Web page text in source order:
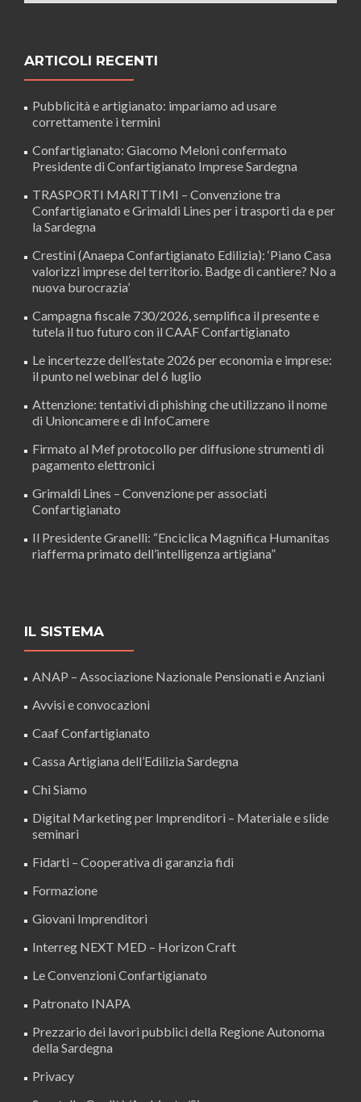
ARTICOLI RECENTI
Pubblicità e artigianato: impariamo ad usare
correttamente i termini
Confartigianato: Giacomo Meloni confermato
Presidente di Confartigianato Imprese Sardegna
TRASPORTI MARITTIMI – Convenzione tra
Confartigianato e Grimaldi Lines per i trasporti da e per
la Sardegna
Crestini (Anaepa Confartigianato Edilizia): ‘Piano Casa
valorizzi imprese del territorio. Badge di cantiere? No a
nuova burocrazia’
Campagna fiscale 730/2026, semplifica il presente e
tutela il tuo futuro con il CAAF Confartigianato
Le incertezze dell’estate 2026 per economia e imprese:
il punto nel webinar del 6 luglio
Attenzione: tentativi di phishing che utilizzano il nome
di Unioncamere e di InfoCamere
Firmato al Mef protocollo per diffusione strumenti di
pagamento elettronici
Grimaldi Lines – Convenzione per associati
Confartigianato
Il Presidente Granelli: “Enciclica Magnifica Humanitas
riafferma primato dell’intelligenza artigiana”
IL SISTEMA
ANAP – Associazione Nazionale Pensionati e Anziani
Avvisi e convocazioni
Caaf Confartigianato
Cassa Artigiana dell’Edilizia Sardegna
Chi Siamo
Digital Marketing per Imprenditori – Materiale e slide
seminari
Fidarti – Cooperativa di garanzia fidi
Formazione
Giovani Imprenditori
Interreg NEXT MED – Horizon Craft
Le Convenzioni Confartigianato
Patronato INAPA
Prezzario dei lavori pubblici della Regione Autonoma
della Sardegna
Privacy